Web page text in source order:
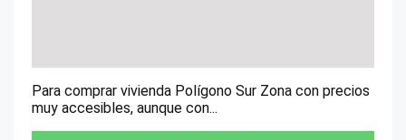
Para comprar vivienda Polígono Sur Zona con precios
muy accesibles, aunque con...